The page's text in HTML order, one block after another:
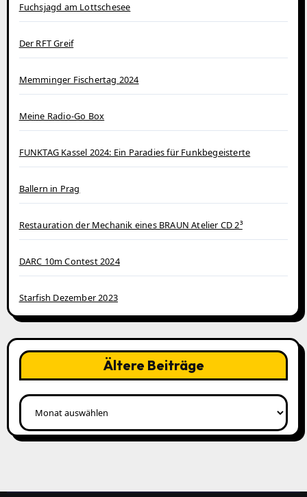
Fuchsjagd am Lottschesee
Der RFT Greif
Memminger Fischertag 2024
Meine Radio-Go Box
FUNKTAG Kassel 2024: Ein Paradies für Funkbegeisterte
Ballern in Prag
Restauration der Mechanik eines BRAUN Atelier CD 2³
DARC 10m Contest 2024
Starfish Dezember 2023
Ältere Beiträge
Ältere
Beiträge